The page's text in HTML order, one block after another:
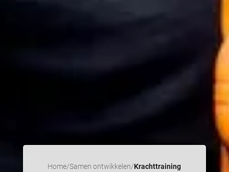
Home/Samen ontwikkelen/Krachttraining